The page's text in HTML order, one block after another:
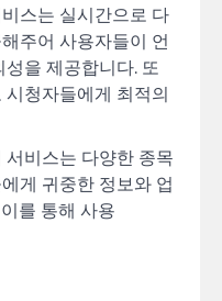
스는 실시간으로 다
주어 사용자들이 언
을 제공합니다. 또
청자들에게 최적의
비스는 다양한 종목
게 귀중한 정보와 업
를 통해 사용